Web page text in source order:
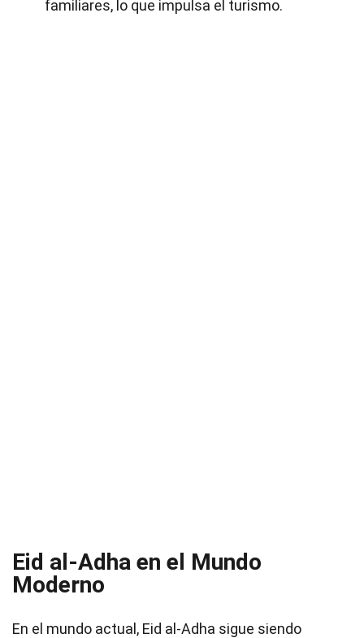
familiares, lo que impulsa el turismo.
Eid al-Adha en el Mundo
Moderno
En el mundo actual, Eid al-Adha sigue siendo